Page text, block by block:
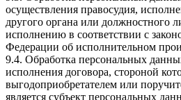
осуществления правосудия,
другого органа или должностного
исполнению в соответствии с
Федерации об исполнительном
9.4. Обработка персональных
исполнения договора, стороной
выгодоприобретателем или
является субъект персональных